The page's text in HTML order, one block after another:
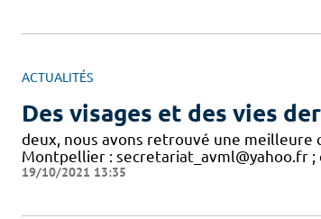
ACTUALITÉS
Des visages et des vies
deux, nous avons retrouvé une meilleure
Montpellier : secretariat_avml@yahoo.fr
19/10/2021 13:35